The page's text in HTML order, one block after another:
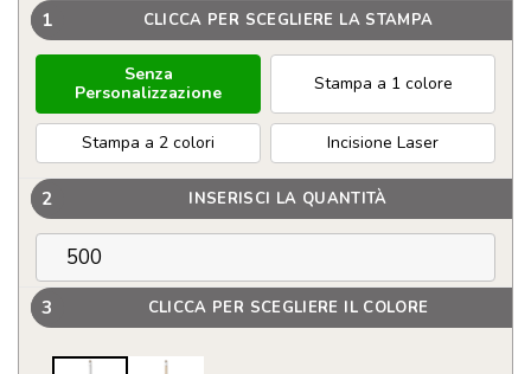
1 CLICCA PER SCEGLIERE LA STAMPA
Senza
Personalizzazione
Stampa a 1 colore
Stampa a 2 colori Incisione Laser
2 INSERISCI LA QUANTITÀ
3 CLICCA PER SCEGLIERE IL COLORE